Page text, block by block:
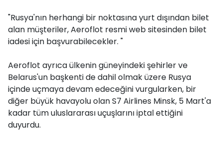
"Rusya'nın herhangi bir noktasına yurt dışından bilet
alan müşteriler, Aeroflot resmi web sitesinden bilet
iadesi için başvurabilecekler. "
Aeroflot ayrıca ülkenin güneyindeki şehirler ve
Belarus'un başkenti de dahil olmak üzere Rusya
içinde uçmaya devam edeceğini vurgularken, bir
diğer büyük havayolu olan S7 Airlines Minsk, 5 Mart'a
kadar tüm uluslararası uçuşlarını iptal ettiğini
duyurdu.